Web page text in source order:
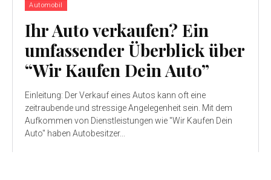
Automobil
Ihr Auto verkaufen? Ein
umfassender Überblick über
“Wir Kaufen Dein Auto”
Einleitung: Der Verkauf eines Autos kann oft eine
zeitraubende und stressige Angelegenheit sein. Mit dem
Aufkommen von Dienstleistungen wie "Wir Kaufen Dein
Auto" haben Autobesitzer...